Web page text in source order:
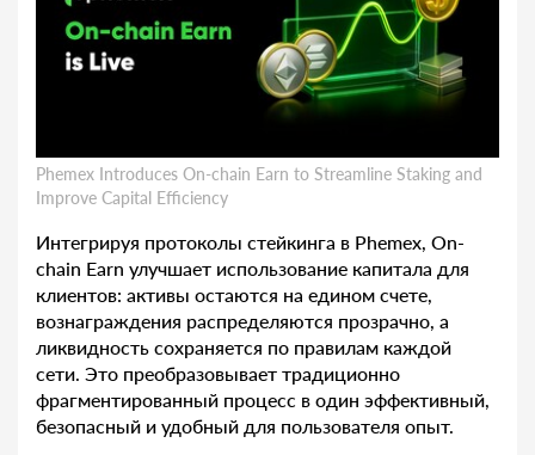
Phemex Introduces On-chain Earn to Streamline Staking and
Improve Capital Efficiency
Интегрируя протоколы стейкинга в Phemex, On-
chain Earn улучшает использование капитала для
клиентов: активы остаются на едином счете,
вознаграждения распределяются прозрачно, а
ликвидность сохраняется по правилам каждой
сети. Это преобразовывает традиционно
фрагментированный процесс в один эффективный,
безопасный и удобный для пользователя опыт.